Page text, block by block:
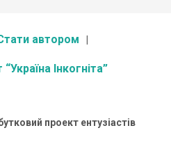
автором
Інкогніта”
проект ентузіастів